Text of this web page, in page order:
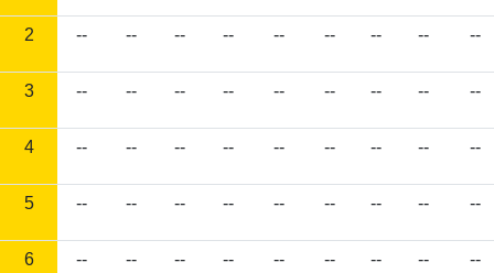
2 -- -- -- -- -- -- -- -- --
3 -- -- -- -- -- -- -- -- --
4 -- -- -- -- -- -- -- -- --
5 -- -- -- -- -- -- -- -- --
6 -- -- -- -- -- -- -- -- --